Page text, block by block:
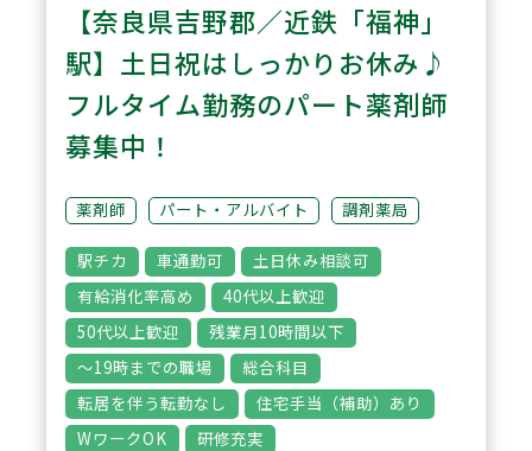
中！年間休日数は120日相当※店
舗間微差有り、ワークライフバラ
ンスを大事にしたい方は両立しや
POINT3
【業務に「何かひとつプラス」を
できる方を積極募集中】認知症カ
フェや、ジャパンダらいぶらりー
の企画など患者様のために何がで
きるのかということを考え、薬剤
師が中心となりチャレンジできる
【奈良県吉野郡／近鉄「福神」
駅】土日祝はしっかりお休み♪
フルタイム勤務のパート薬剤師
募集中！
薬剤師 パート・アルバイト 調剤薬局
駅チカ 車通勤可
土日休み相談可
有給消化率高め
40代以上歓迎
50代以上歓迎
残業月10時間以下
～19時までの職場
総合科目
転居を伴う転勤なし
住宅手当（補助）あり
WワークOK
研修充実